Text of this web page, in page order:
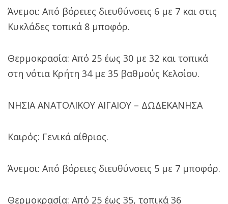
Άνεμοι: Από βόρειες διευθύνσεις 6 με 7 και στις
Κυκλάδες τοπικά 8 μποφόρ.
Θερμοκρασία: Από 25 έως 30 με 32 και τοπικά
στη νότια Κρήτη 34 με 35 βαθμούς Κελσίου.
ΝΗΣΙΑ ΑΝΑΤΟΛΙΚΟΥ ΑΙΓΑΙΟΥ – ΔΩΔΕΚΑΝΗΣΑ
Καιρός: Γενικά αίθριος.
Άνεμοι: Από βόρειες διευθύνσεις 5 με 7 μποφόρ.
Θερμοκρασία: Από 25 έως 35, τοπικά 36